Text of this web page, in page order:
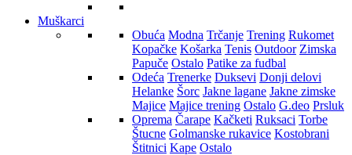
Muškarci
Obuća Modna Trčanje Trening Rukomet
Kopačke Košarka Tenis Outdoor Zimska
Papuče Ostalo Patike za fudbal
Odeća Trenerke Duksevi Donji delovi
Helanke Šorc Jakne lagane Jakne zimske
Majice Majice trening Ostalo G.deo Prsluk
Oprema Čarape Kačketi Ruksaci Torbe
Štucne Golmanske rukavice Kostobrani
Štitnici Kape Ostalo